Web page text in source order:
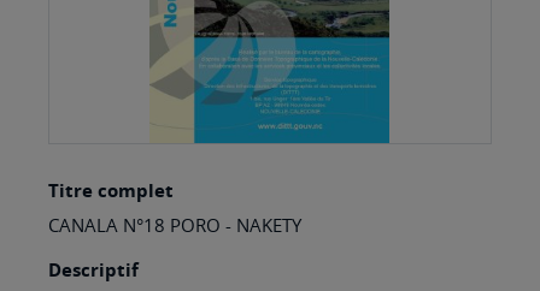
to
the
beginning
Titre complet
CANALA N°18 PORO - NAKETY
Descriptif